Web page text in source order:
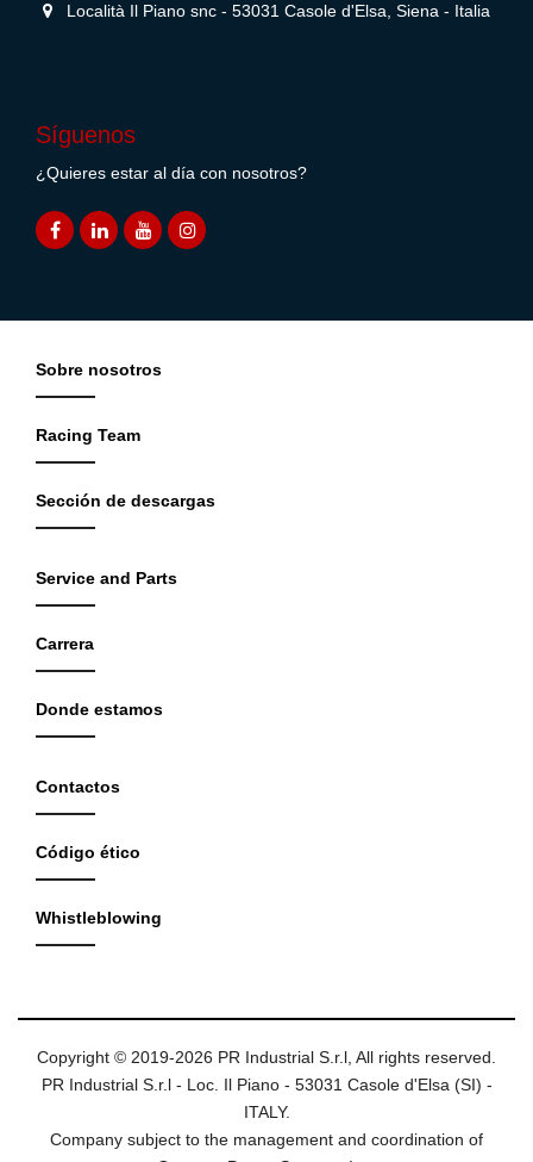
Località Il Piano snc - 53031 Casole d'Elsa, Siena - Italia
Síguenos
¿Quieres estar al día con nosotros?
Sobre nosotros
Racing Team
Sección de descargas
Service and Parts
Carrera
Donde estamos
Contactos
Código ético
Whistleblowing
Copyright © 2019-2026 PR Industrial S.r.l, All rights reserved.
PR Industrial S.r.l - Loc. Il Piano - 53031 Casole d'Elsa (SI) -
ITALY.
Company subject to the management and coordination of